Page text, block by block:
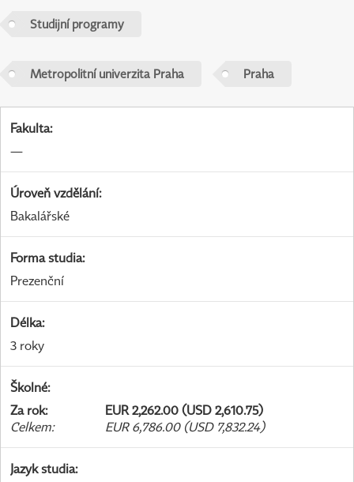
Studijní programy
Metropolitní univerzita Praha Praha
Fakulta:
—
Úroveň vzdělání:
Bakalářské
Forma studia:
Prezenční
Délka:
3 roky
Školné:
Za rok:
EUR 2,262.00 (USD 2,610.75)
Celkem: EUR 6,786.00 (USD 7,832.24)
Jazyk studia: